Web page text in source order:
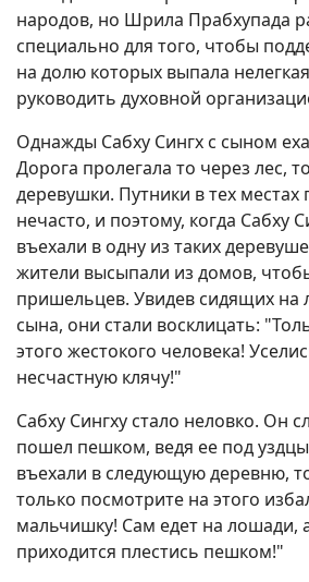
народов, но Шрила Прабхупада
специально для того, чтобы
на долю которых выпала
руководить духовной
Однажды Сабху Сингх с сыном
Дорога пролегала то через лес,
деревушки. Путники в тех местах
нечасто, и поэтому, когда Сабху
въехали в одну из таких
жители высыпали из домов,
пришельцев. Увидев сидящих на
сына, они стали восклицать:
этого жестокого человека!
несчастную клячу!"
Сабху Сингху стало неловко. Он
пошел пешком, ведя ее под
въехали в следующую деревню,
только посмотрите на этого
мальчишку! Сам едет на лошади,
приходится плестись пешком!"